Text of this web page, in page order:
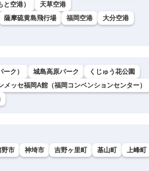
空港）
天草空港
薩摩硫黄島飛行場 福岡空港
大分空港
ク） 城島高原パーク
くじゅう花公園
メッセ福岡A館（福岡コンベンションセンター）
野市 神埼市 吉野ヶ里町 基山町
上峰町